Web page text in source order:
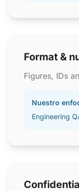
Format &
Figures, IDs
Nuestro
Engineering